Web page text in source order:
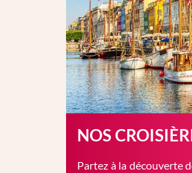
NOS
Partez à la découverte